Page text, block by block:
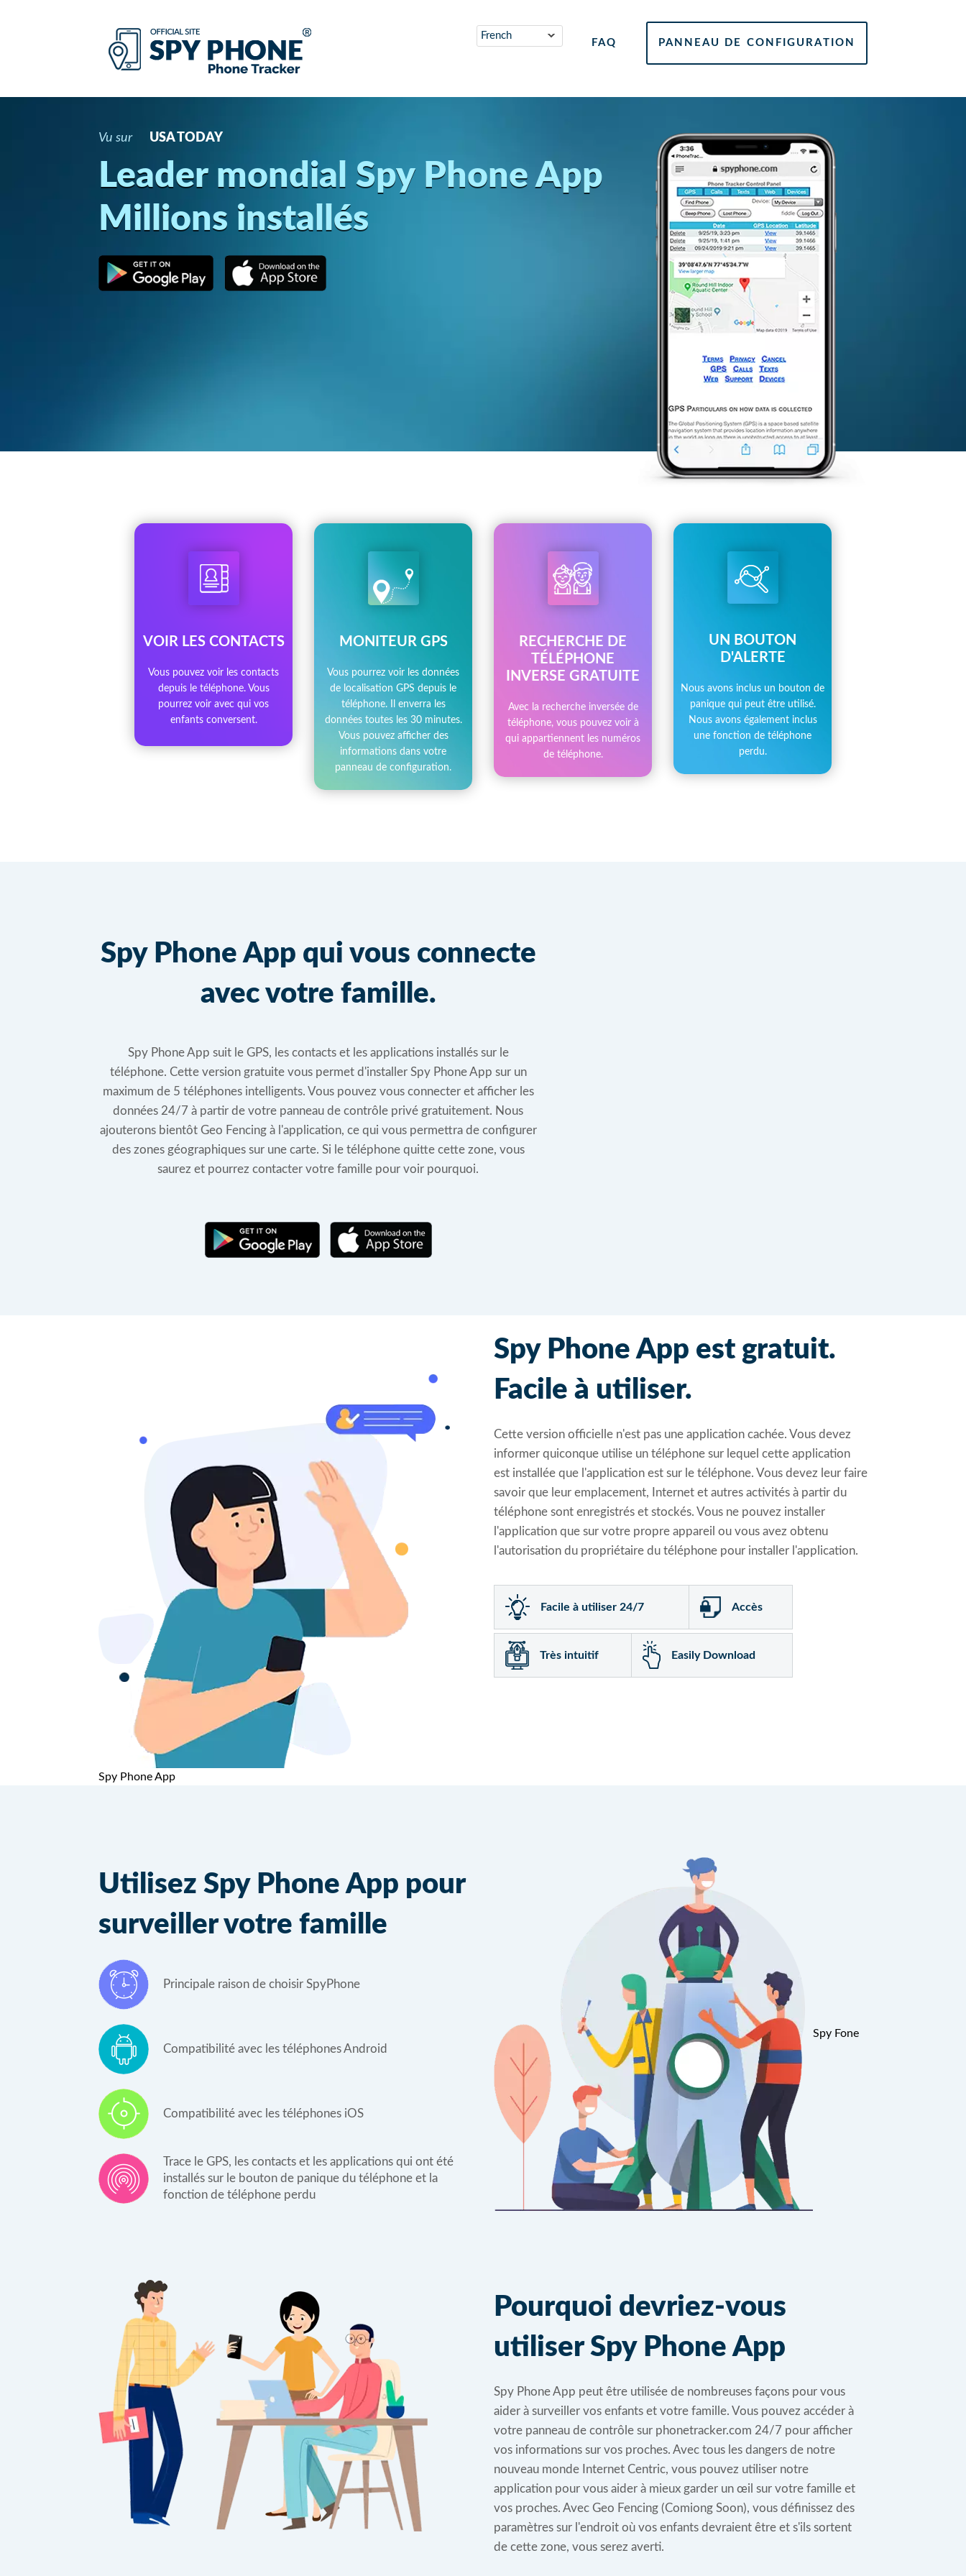
PANNEAU DE CONFIGURATION
FAQ
Vu sur USA TODAY
Leader mondial Spy Phone App
Millions installés
VOIR LES CONTACTS
Vous pouvez voir les contacts
depuis le téléphone. Vous
pourrez voir avec qui vos
enfants conversent.
MONITEUR GPS
Vous pourrez voir les données
de localisation GPS depuis le
téléphone. Il enverra les
données toutes les 30 minutes.
Vous pouvez afficher des
informations dans votre
panneau de configuration.
RECHERCHE DE
TÉLÉPHONE
INVERSE GRATUITE
Avec la recherche inversée de
téléphone, vous pouvez voir à
qui appartiennent les numéros
de téléphone.
UN BOUTON
D'ALERTE
Nous avons inclus un bouton de
panique qui peut être utilisé.
Nous avons également inclus
une fonction de téléphone
perdu.
Spy Phone App qui vous connecte
avec votre famille.
Spy Phone App suit le GPS, les contacts et les applications installés sur le
téléphone. Cette version gratuite vous permet d'installer Spy Phone App sur un
maximum de 5 téléphones intelligents. Vous pouvez vous connecter et afficher les
données 24/7 à partir de votre panneau de contrôle privé gratuitement. Nous
ajouterons bientôt Geo Fencing à l'application, ce qui vous permettra de configurer
des zones géographiques sur une carte. Si le téléphone quitte cette zone, vous
saurez et pourrez contacter votre famille pour voir pourquoi.
Spy Phone App
Spy Phone App est gratuit.
Facile à utiliser.
Cette version officielle n'est pas une application cachée. Vous devez
informer quiconque utilise un téléphone sur lequel cette application
est installée que l'application est sur le téléphone. Vous devez leur faire
savoir que leur emplacement, Internet et autres activités à partir du
téléphone sont enregistrés et stockés. Vous ne pouvez installer
l'application que sur votre propre appareil ou vous avez obtenu
l'autorisation du propriétaire du téléphone pour installer l'application.
Facile à utiliser 24/7 Accès
Très intuitif Easily Download
Utilisez Spy Phone App pour
surveiller votre famille
Principale raison de choisir SpyPhone
Compatibilité avec les téléphones Android
Compatibilité avec les téléphones iOS
Trace le GPS, les contacts et les applications qui ont été
installés sur le bouton de panique du téléphone et la
fonction de téléphone perdu
Spy Fone
Pourquoi devriez-vous
utiliser Spy Phone App
Spy Phone App peut être utilisée de nombreuses façons pour vous
aider à surveiller vos enfants et votre famille. Vous pouvez accéder à
votre panneau de contrôle sur phonetracker.com 24/7 pour afficher
vos informations sur vos proches. Avec tous les dangers de notre
nouveau monde Internet Centric, vous pouvez utiliser notre
application pour vous aider à mieux garder un œil sur votre famille et
vos proches. Avec Geo Fencing (Comiong Soon), vous définissez des
paramètres sur l'endroit où vos enfants devraient être et s'ils sortent
de cette zone, vous serez averti.